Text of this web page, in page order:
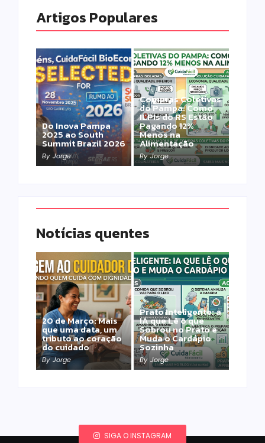
Artigos Populares
Do Inova Pampa
2025 ao South
Summit Brazil 2026
By Jorge
Compras Coletivas
do Pampa: Como
ILPIs do RS Estão
Pagando 12%
Menos na
Alimentação
By Jorge
Notícias quentes
20 de Março: Mais
que uma data, um
tributo ao coração
do cuidado
By Jorge
Prato Inteligente: a
IA que Lê o que
Sobrou no Prato e
Muda o Cardápio
Sozinha
By Jorge
SIGA O INSTAGRAM